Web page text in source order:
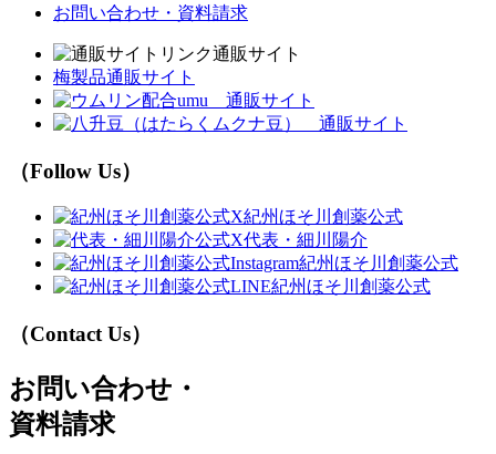
お問い合わせ・資料請求
通販サイト
梅製品通販サイト
（Follow Us）
紀州ほそ川創薬公式
代表・細川陽介
紀州ほそ川創薬公式
紀州ほそ川創薬公式
（Contact Us）
お問い合わせ・
資料請求